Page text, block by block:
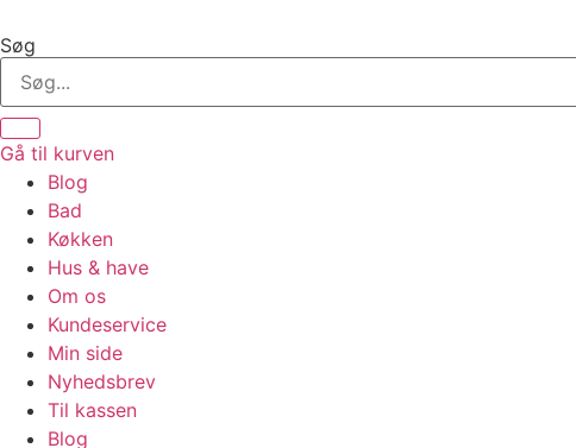
til
indhold
Søg
Gå til kurven
Blog
Bad
Køkken
Hus & have
Om os
Kundeservice
Min side
Nyhedsbrev
Til kassen
Blog